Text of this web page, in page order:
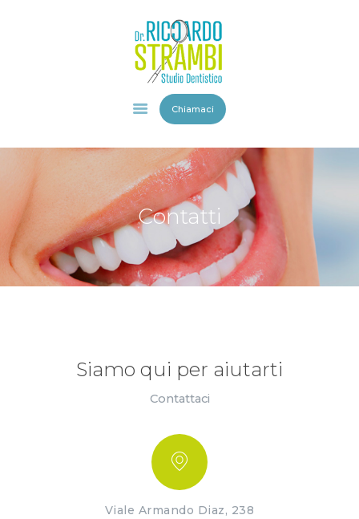
Chiamaci
Contatti
HOME
DENTISTICO
STAFF
SERVIZI
VIDEO
GALLERY
BLOG
CONTATTI
Siamo qui per aiutarti
Contattaci
Viale Armando Diaz, 238